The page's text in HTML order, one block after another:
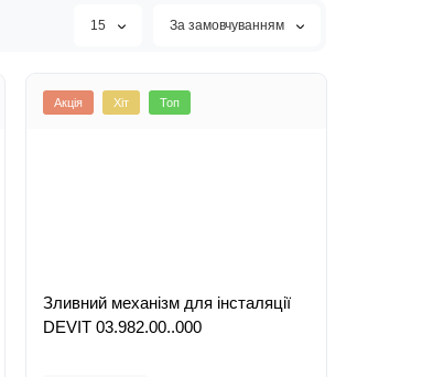
15 За замовчуванням
Акція Хіт Топ
Зливний механізм для інсталяції
DEVIT 03.982.00..000